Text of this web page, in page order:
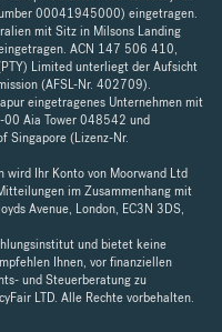
00041945000) eingetragen.
mit Sitz in Milsons Landing
ACN 147 506 410,
Limited unterliegt der Aufsicht
(AFSL-Nr. 402709).
eingetragenes Unternehmen mit
00 Aia Tower 048542 und
Singapore (Lizenz-Nr.
wird Ihr Konto von Moorwand Ltd
im Zusammenhang mit
Avenue, London, EC3N 3DS,
und bietet keine
Ihnen, vor finanziellen
und Steuerberatung zu
LTD. Alle Rechte vorbehalten.